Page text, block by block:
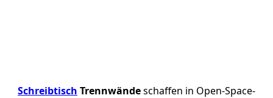
Schreibtisch Trennwändeschaffen in Open-Space-